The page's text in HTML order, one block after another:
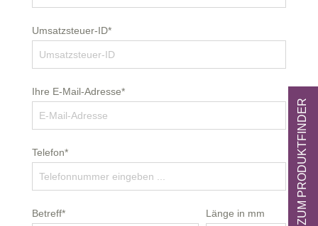
Umsatzsteuer-ID*
Ihre E-Mail-Adresse*
Telefon*
Betreff* Länge in mm ZUM PRODUKTFINDER